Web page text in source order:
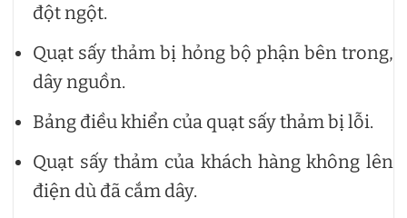
đột ngột.
Quạt sấy thảm bị hỏng bộ phận bên trong,
dây nguồn.
Bảng điều khiển của quạt sấy thảm bị lỗi.
Quạt sấy thảm của khách hàng không lên
điện dù đã cắm dây.